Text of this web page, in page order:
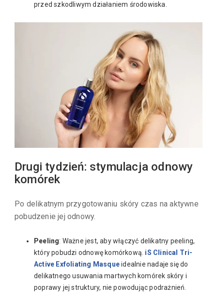
przed szkodliwym działaniem środowiska.
Drugi tydzień: stymulacja odnowy
komórek
Po delikatnym przygotowaniu skóry czas na aktywne
pobudzenie jej odnowy.
Peeling: Ważne jest, aby włączyć delikatny peeling,
który pobudzi odnowę komórkową. iS Clinical Tri-
Active Exfoliating Masqueidealnie nadaje się do
delikatnego usuwania martwych komórek skóry i
poprawy jej struktury, nie powodując podrażnień.